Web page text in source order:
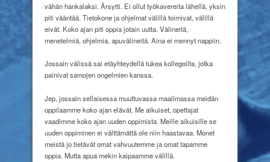
vähän hankalaksi. Ärsytti. Ei ollut työkavereita lähellä, yksin
piti vääntää. Tietokone ja ohjelmat välillä toimivat, välillä
eivät. Koko ajan piti oppia jotain uutta. Välineitä,
menetelmiä, ohjelmia, apuvälineitä. Aina ei mennyt nappiin.
Jossain välissä sai etäyhteydellä tukea kollegoilta, jotka
painivat samojen ongelmien kanssa.
Jep, jossain sellaisessa muuttuvassa maailmassa meidän
oppilaamme koko ajan elävät. Me aikuiset, opettajat
vaadimme koko ajan uuden oppimista. Meille aikuisille se
uuden oppiminen ei välttämättä ole niin haastavaa. Monet
meistä jo tietävät omat vahvuutemme ja omat tapamme
oppia. Mutta apua mekin kaipaamme välillä.